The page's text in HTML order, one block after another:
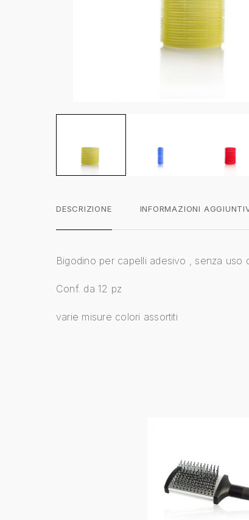
DESCRIZIONE INFORMAZIONI
Bigodino per capelli adesivo , senza uso
Conf. da 12 pz
varie misure colori assortiti